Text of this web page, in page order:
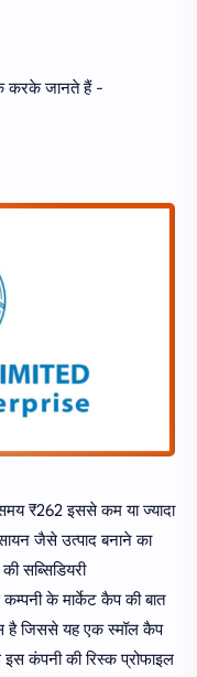
करके जानते हैं -
₹262 इससे कम या ज्यादा
जैसे उत्पाद बनाने का
सब्सिडियरी
के मार्केट कैप की बात
है जिससे यह एक स्मॉल कैप
कंपनी की रिस्क प्रोफाइल